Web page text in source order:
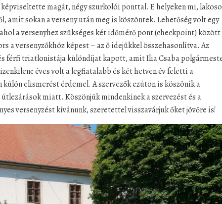
magát, négy szurkolói ponttal. E helyeken mi,
amit sokan a verseny után meg is köszöntek. Lehetőség volt egy
a versenyhez szükséges két időmérő pont (checkpoint) között
a versenyzőkhöz képest – az ő idejükkel összehasonlítva. Az
férfi triatlonistája különdíjat kapott, amit Ilia Csaba
éves volt a legfiatalabb és két hetven év feletti a
elismerést érdemel. A szervezők ezúton is köszönik a
miatt. Köszönjük mindenkinek a szervezést és a
versenyzést kívánunk, szeretettel visszavárjuk őket jövőre is!